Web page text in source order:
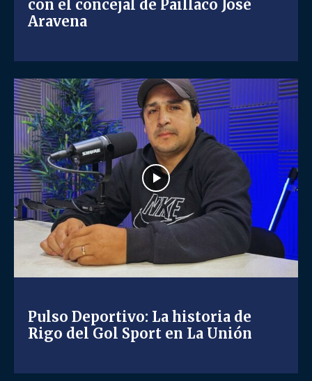
con el concejal de Paillaco José
Aravena
Pulso Deportivo: La historia de
Rigo del Gol Sport en La Unión